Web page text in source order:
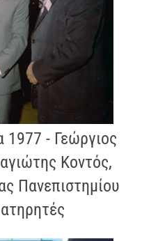
1977 - Γεώργιος
Κοντός,
Πανεπιστημίου